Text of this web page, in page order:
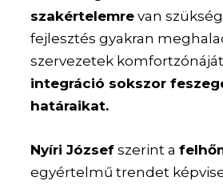
szakértelemre van
fejlesztés gyakran
szervezetek
integráció sokszor
határaikat.
Nyíri József szerint a
egyértelmű trendet